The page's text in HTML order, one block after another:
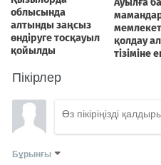
Пікірлер
Бұрынғы